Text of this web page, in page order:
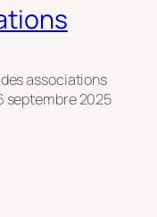
associations
septembre 2025